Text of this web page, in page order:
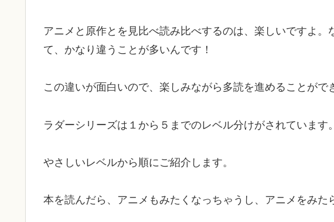
アニメと原作とを見比べ読み比べするのは、楽しいですよ。
て、かなり違うことが多いんです！
この違いが面白いので、楽しみながら多読を進めることがで
ラダーシリーズは１から５までのレベル分けがされています。
やさしいレベルから順にご紹介します。
本を読んだら、アニメもみたくなっちゃうし、アニメをみた